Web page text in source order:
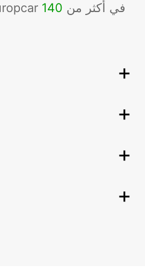
موقعًا لشركة Europcar في أكثر من 140